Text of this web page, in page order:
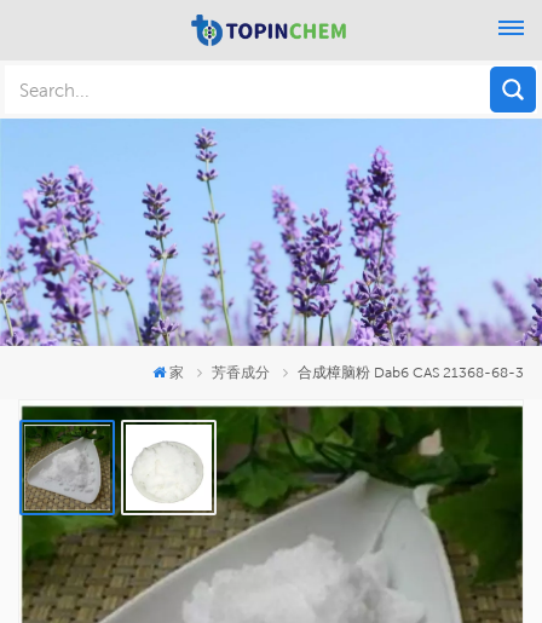
家 芳香成分 合成樟脑粉 Dab6 CAS 21368-68-3
合成樟脑粉 Dab6 CAS 21368-68-3
樟脑具有浓郁的清香，味微苦、凉。